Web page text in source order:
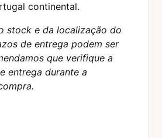
continental.
stock e da localização do
de entrega podem ser
que verifique a
entrega durante a